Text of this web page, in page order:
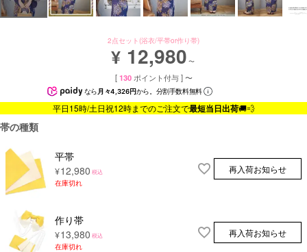
2点セット(浴衣/平帯or作り帯)
¥ 12,980 〜
[ 130 ポイント付与 ] 〜
なら月々4,326円から。分割手数料無料
平日15時/土日祝12時までのご注文で最短当日出荷🚚💨
帯の種類
平帯
¥12,980 税込
在庫切れ
再入荷お知らせ
作り帯
¥13,980 税込
在庫切れ
再入荷お知らせ